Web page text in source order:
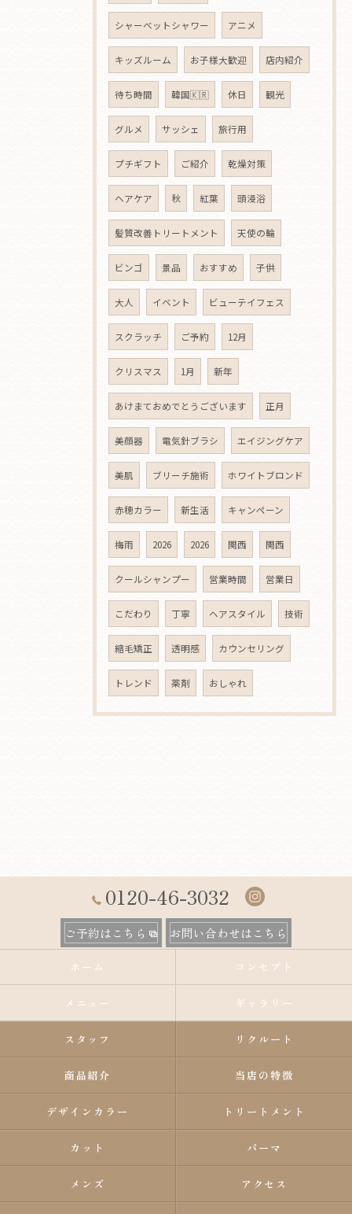
シャーベットシャワー アニメ
キッズルーム お子様大歓迎 店内紹介
待ち時間 韓国🇰🇷 休日 観光
グルメ サッシェ 旅行用
プチギフト ご紹介 乾燥対策
ヘアケア 秋 紅葉 頭浸浴
髪質改善トリートメント 天使の輪
ビンゴ 景品 おすすめ 子供
大人 イベント ビューテイフェス
スクラッチ ご予約 12月
クリスマス 1月 新年
あけまておめでとうございます 正月
美顔器 電気針ブラシ エイジングケア
美肌 ブリーチ施術 ホワイトブロンド
赤穂カラー 新生活 キャンペーン
梅雨 2026 2026 関西 関西
クールシャンプー 営業時間 営業日
こだわり 丁寧 ヘアスタイル 技術
縮毛矯正 透明感 カウンセリング
トレンド 薬剤 おしゃれ
0120-46-3032
ご予約はこちら お問い合わせはこちら
ホーム コンセプト
メニュー ギャラリー
スタッフ リクルート
商品紹介 当店の特徴
デザインカラー トリートメント
カット パーマ
メンズ アクセス